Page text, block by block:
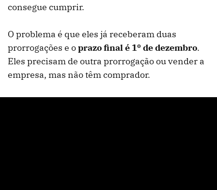
consegue cumprir.
O problema é que eles já receberam duas
prorrogações e oprazo final é 1º de dezembro.
Eles precisam de outra prorrogação ou vender a
empresa, mas não têm comprador.